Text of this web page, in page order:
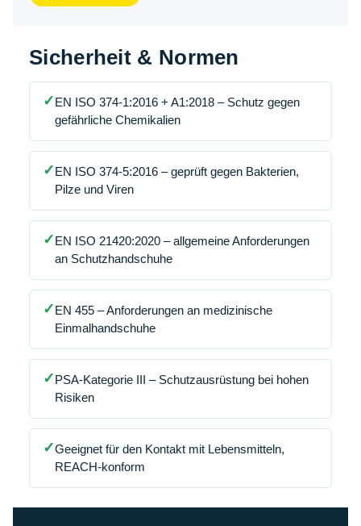
Sicherheit & Normen
✓ EN ISO 374-1:2016 + A1:2018 – Schutz gegen
gefährliche Chemikalien
✓ EN ISO 374-5:2016 – geprüft gegen Bakterien,
Pilze und Viren
✓ EN ISO 21420:2020 – allgemeine Anforderungen
an Schutzhandschuhe
✓ EN 455 – Anforderungen an medizinische
Einmalhandschuhe
✓ PSA-Kategorie III – Schutzausrüstung bei hohen
Risiken
✓Geeignet für den Kontakt mit Lebensmitteln,
REACH-konform